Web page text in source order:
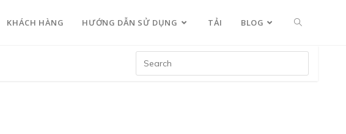
KHÁCH HÀNG HƯỚNG DẪN SỬ DỤNG TẢI BLOG